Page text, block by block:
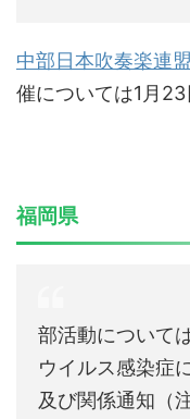
中部日本吹奏楽連盟
催については1月23
福岡県
部活動について
ウイルス感染症
及び関係通知（